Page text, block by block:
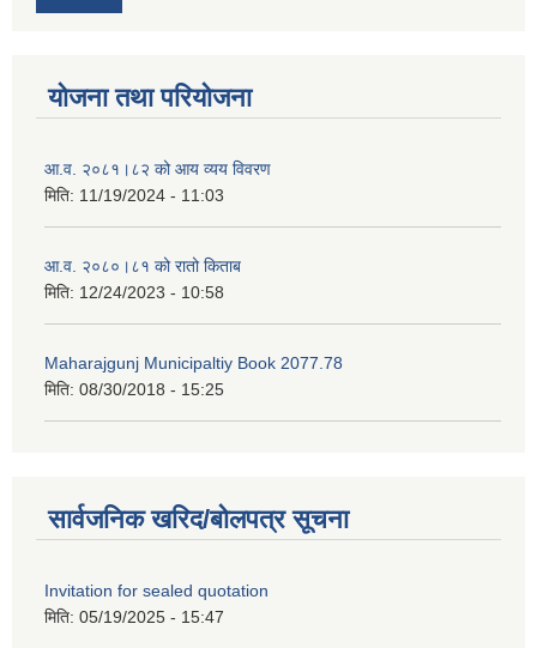
योजना तथा परियोजना
आ.व. २०८१।८२ को आय व्यय विवरण
मिति: 11/19/2024 - 11:03
आ.व. २०८०।८१ को रातो किताब
मिति: 12/24/2023 - 10:58
Maharajgunj Municipaltiy Book 2077.78
मिति: 08/30/2018 - 15:25
सार्वजनिक खरिद/बोलपत्र सूचना
Invitation for sealed quotation
मिति: 05/19/2025 - 15:47